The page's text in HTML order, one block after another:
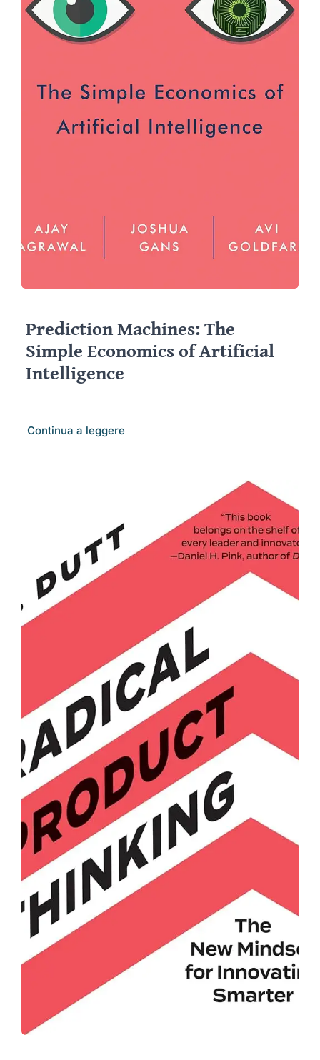
Prediction Machines: The
Simple Economics of Artificial
Intelligence
Continua a leggere